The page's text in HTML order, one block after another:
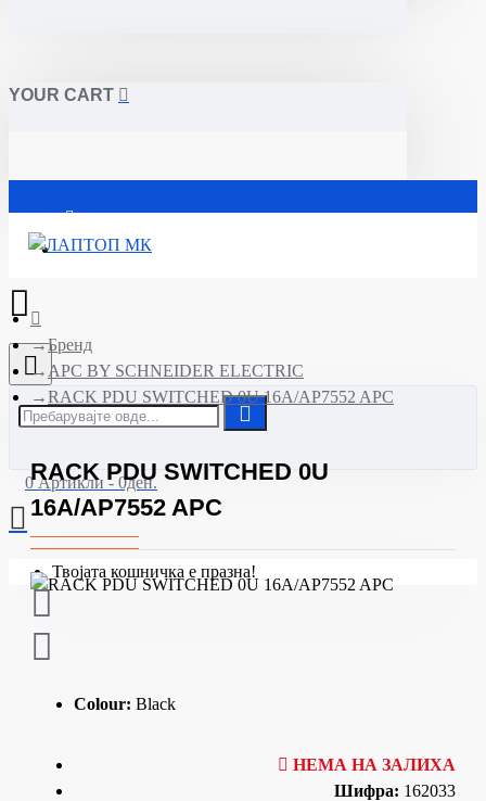
YOUR CART
Почетна
0 Артикли - 0ден.
Твојата кошничка е празна!
Бренд
APC BY SCHNEIDER ELECTRIC
RACK PDU SWITCHED 0U 16A/AP7552 APC
RACK PDU SWITCHED 0U
16A/AP7552 APC
Colour: Black
НЕМА НА ЗАЛИХА
Шифра: 162033